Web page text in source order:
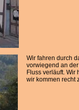
Wir fahren durch
vorwiegend an
Fluss verläuft. Wir
wir kommen recht